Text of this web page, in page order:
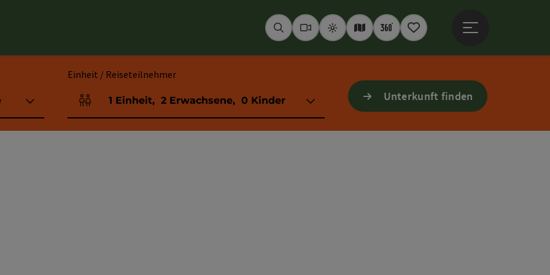
SuchenWebcams
WetterInteraktive Karte
360° Panoramen
Merkzettel
Einheit / Reiseteilnehmer
Einheitenanzahl und Personenfelder
1 Einheit, 2 Erwachsene, 0 Kinder Unterkunft finden